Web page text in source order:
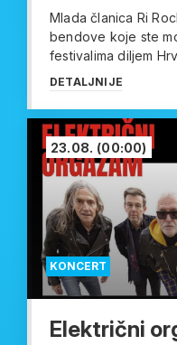
Mlada članica Ri
bendove koje ste
festivalima diljem
DETALJNIJE
KONCERT
23.08. (00:00)
Električni